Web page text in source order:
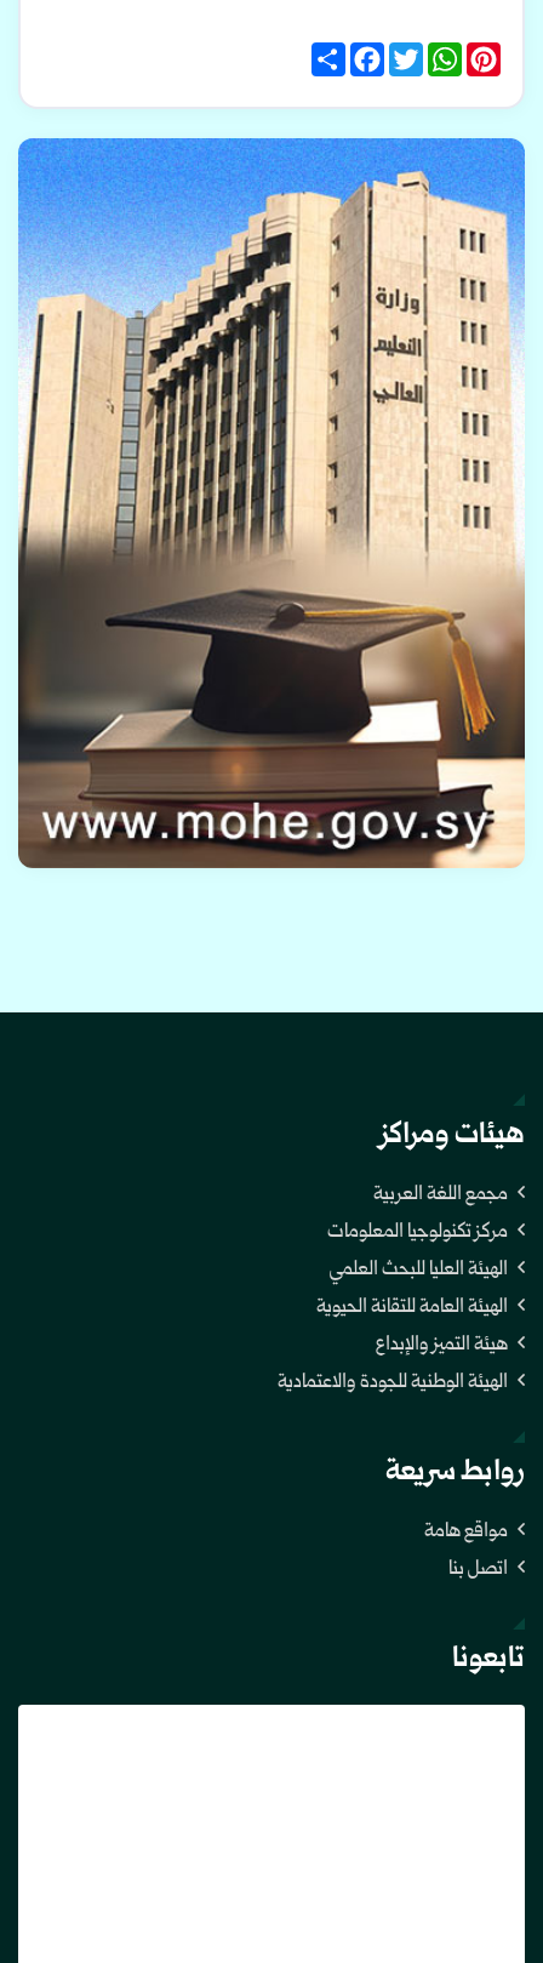
Share
FacebookTwitter
WhatsAppPinterest
هيئات ومراكز
مجمع اللغة العربية
مركز تكنولوجيا المعلومات
الهيئة العليا للبحث العلمي
الهيئة العامة للتقانة الحيوية
هيئة التميز والإبداع
الهيئة الوطنية للجودة والاعتمادية
روابط سريعة
مواقع هامة
اتصل بنا
تابعونا